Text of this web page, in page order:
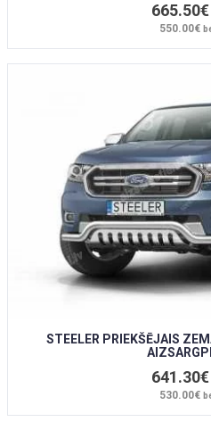
665.50€
550.00€
STEELER PRIEKŠĒJAIS
641.30€
530.00€